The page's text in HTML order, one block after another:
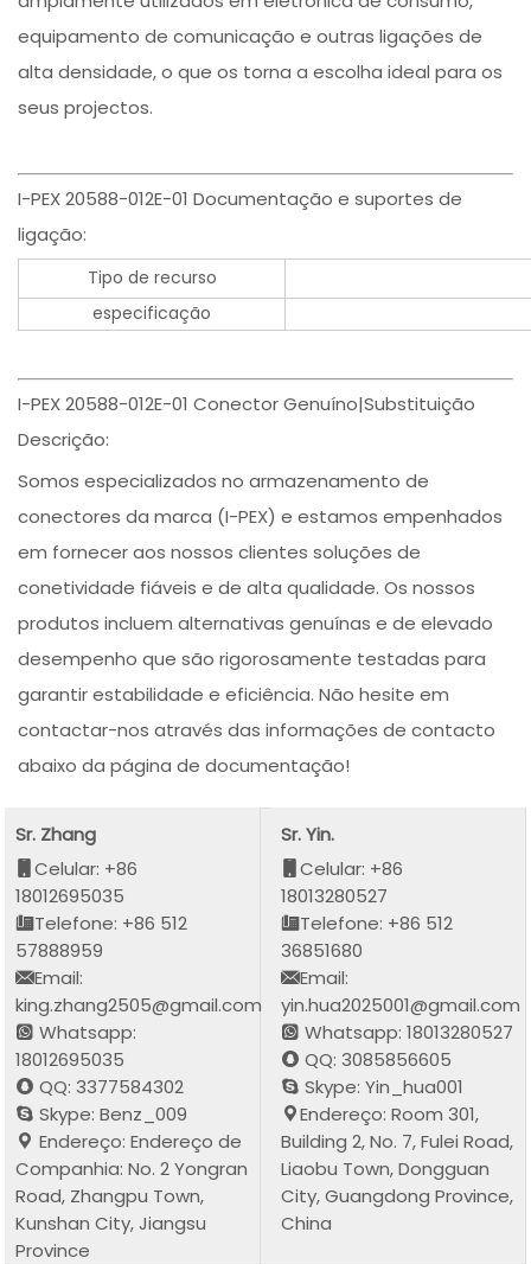
equipamento de comunicação e outras ligações de
alta densidade, o que os torna a escolha ideal para os
seus projectos.
I-PEX 20588-012E-01 Documentação e suportes de
ligação:
Tipo de recurso
especificação
I-PEX 20588-012E-01 Conector Genuíno|Substituição
Descrição:
Somos especializados no armazenamento de
conectores da marca (I-PEX) e estamos empenhados
em fornecer aos nossos clientes soluções de
conetividade fiáveis e de alta qualidade. Os nossos
produtos incluem alternativas genuínas e de elevado
desempenho que são rigorosamente testadas para
garantir estabilidade e eficiência. Não hesite em
contactar-nos através das informações de contacto
abaixo da página de documentação!
Sr. Zhang
Celular: +86
18012695035
Telefone: +86 512
57888959
Email:
king.zhang2505@gmail.com
Whatsapp:
18012695035
QQ: 3377584302
Skype: Benz_009
Endereço: Endereço de
Companhia: No. 2 Yongran
Road, Zhangpu Town,
Kunshan City, Jiangsu
Province
Sr. Yin.
Celular: +86
18013280527
Telefone: +86 512
36851680
Email:
yin.hua2025001@gmail.com
Whatsapp: 18013280527
QQ: 3085856605
Skype: Yin_hua001
Endereço: Room 301,
Building 2, No. 7, Fulei Road,
Liaobu Town, Dongguan
City, Guangdong Province,
China